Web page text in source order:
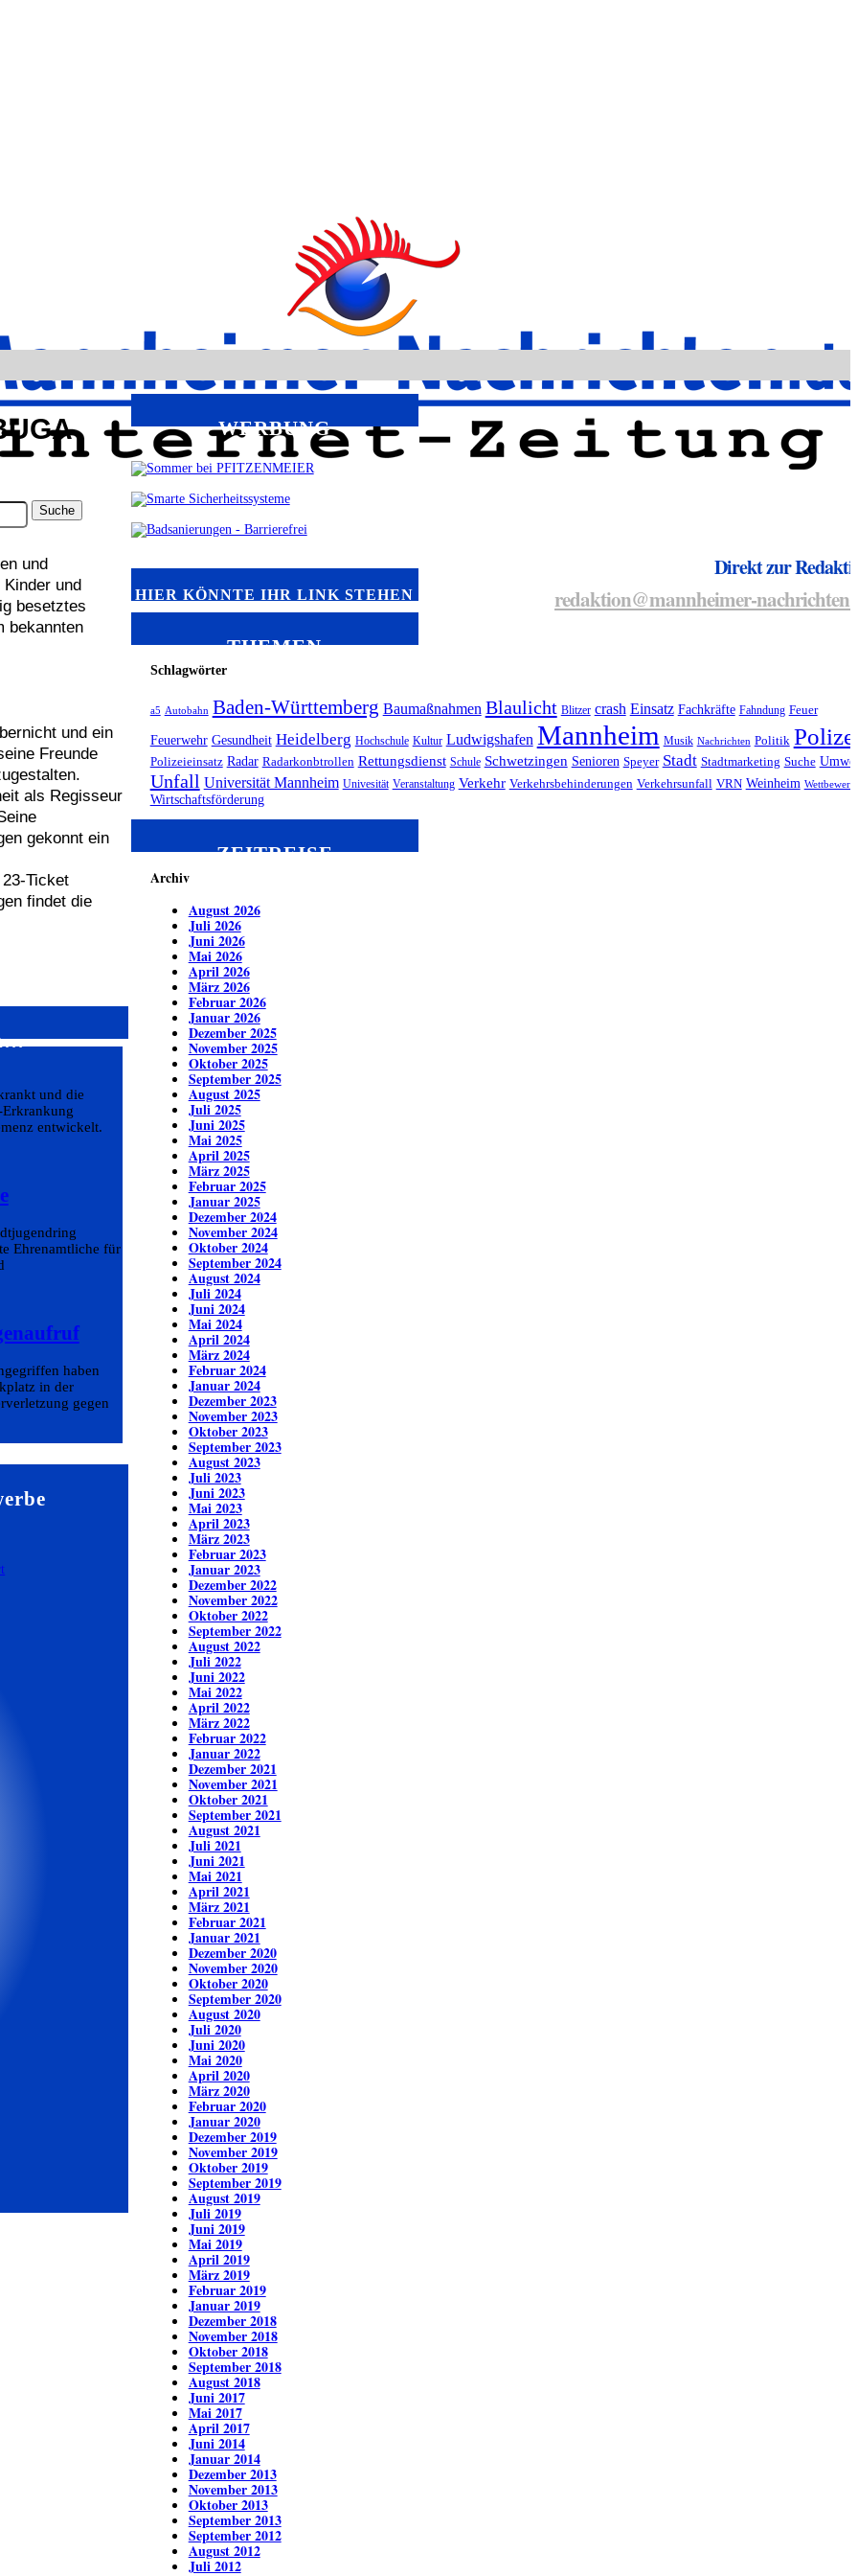
Direkt zur
redaktion@mannheimer-
und
und
besetztes
bekannten
und ein
Freunde
als Regisseur
gekonnt ein
Ticket
findet die
und die
entwickelt.
Ehrenamtliche für
haben
in der
gegen
WERBUNG
HIER KÖNNTE IHR LINK STEHEN
THEMEN
Schlagwörter
a5 Autobahn Baden-Württemberg Baumaßnahmen Blaulicht Blitzer crash Einsatz Fachkräfte Fahndung Feuer
Feuerwehr Gesundheit Heidelberg Hochschule Kultur Ludwigshafen Mannheim Musik Nachrichten Politik
Polizeieinsatz Radar Radarkonbtrollen Rettungsdienst Schule Schwetzingen Senioren Speyer Stadt Stadtmarketing Suche
Unfall Universität Mannheim Univesität Veranstaltung Verkehr Verkehrsbehinderungen Verkehrsunfall VRN Weinheim Wettbewerb
Wirtschaftsförderung
ZEITREISE
Archiv
August 2026
Juli 2026
Juni 2026
Mai 2026
April 2026
März 2026
Februar 2026
Januar 2026
Dezember 2025
November 2025
Oktober 2025
September 2025
August 2025
Juli 2025
Juni 2025
Mai 2025
April 2025
März 2025
Februar 2025
Januar 2025
Dezember 2024
November 2024
Oktober 2024
September 2024
August 2024
Juli 2024
Juni 2024
Mai 2024
April 2024
März 2024
Februar 2024
Januar 2024
Dezember 2023
November 2023
Oktober 2023
September 2023
August 2023
Juli 2023
Juni 2023
Mai 2023
April 2023
März 2023
Februar 2023
Januar 2023
Dezember 2022
November 2022
Oktober 2022
September 2022
August 2022
Juli 2022
Juni 2022
Mai 2022
April 2022
März 2022
Februar 2022
Januar 2022
Dezember 2021
November 2021
Oktober 2021
September 2021
August 2021
Juli 2021
Juni 2021
Mai 2021
April 2021
März 2021
Februar 2021
Januar 2021
Dezember 2020
November 2020
Oktober 2020
September 2020
August 2020
Juli 2020
Juni 2020
Mai 2020
April 2020
März 2020
Februar 2020
Januar 2020
Dezember 2019
November 2019
Oktober 2019
September 2019
August 2019
Juli 2019
Juni 2019
Mai 2019
April 2019
März 2019
Februar 2019
Januar 2019
Dezember 2018
November 2018
Oktober 2018
September 2018
August 2018
Juni 2017
Mai 2017
April 2017
Juni 2014
Januar 2014
Dezember 2013
November 2013
Oktober 2013
September 2013
September 2012
August 2012
Juli 2012